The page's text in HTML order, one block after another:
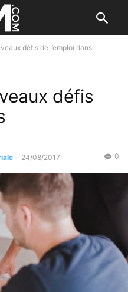
défis de l’emploi dans
défis
- 24/08/2017 0